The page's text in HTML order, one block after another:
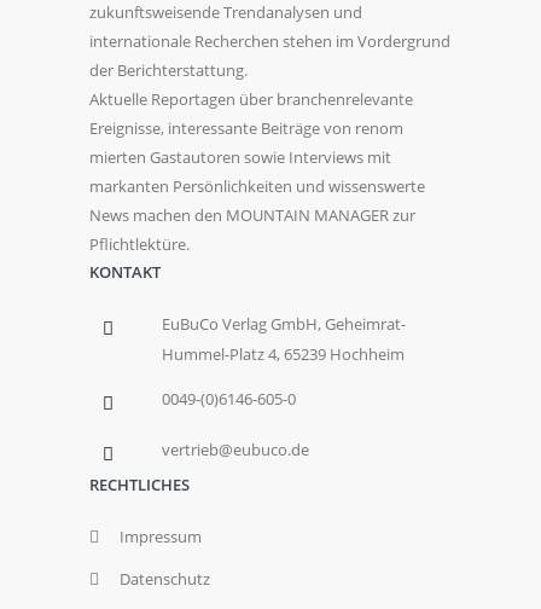
zukunftsweisende Trendanalysen und
internationale Recherchen stehen im Vordergrund
der Berichterstattung.
Aktuelle Reportagen über branchenrelevante
Ereignisse, interessante Beiträge von renom
mierten Gastautoren sowie Interviews mit
markanten Persönlichkeiten und wissenswerte
News machen den MOUNTAIN MANAGER zur
Pflichtlektüre.
KONTAKT
EuBuCo Verlag GmbH, Geheimrat-
Hummel-Platz 4, 65239 Hochheim
0049-(0)6146-605-0
vertrieb@eubuco.de
RECHTLICHES
Impressum
Datenschutz